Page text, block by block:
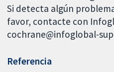
Si detecta algún
favor, contacte con
cochrane@infoglobal-
Referencia